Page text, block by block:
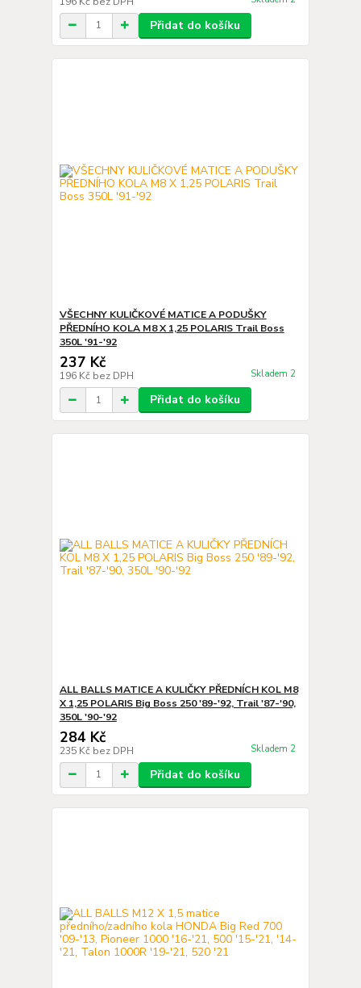
Přidat do košíku
VŠECHNY KULIČKOVÉ MATICE A PODUŠKY
PŘEDNÍHO KOLA M8 X 1,25 POLARIS Trail Boss
350L '91-'92
237 Kč
196 Kč bez DPH Skladem 2
Přidat do košíku
ALL BALLS MATICE A KULIČKY PŘEDNÍCH KOL M8
X 1,25 POLARIS Big Boss 250 '89-'92, Trail '87-'90,
350L '90-'92
284 Kč
235 Kč bez DPH Skladem 2
Přidat do košíku